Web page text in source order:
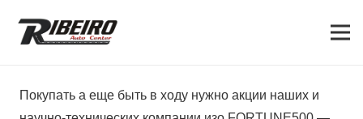
Покупать а еще быть в ходу нужно акции наших и